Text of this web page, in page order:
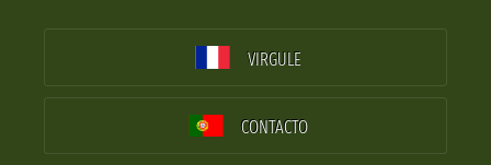
VIRGULE
CONTACTO